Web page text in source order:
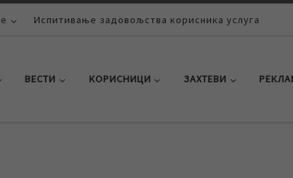
Испитивање задовољства корисника услуга
ВЕСТИ КОРИСНИЦИ ЗАХТЕВИ